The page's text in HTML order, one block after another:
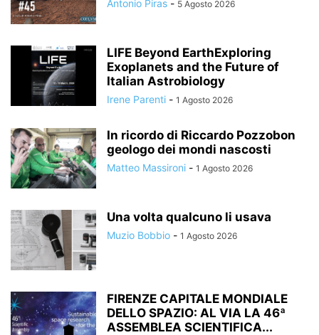
Antonio Piras - 5 Agosto 2026
LIFE Beyond EarthExploring
Exoplanets and the Future of
Italian Astrobiology
Irene Parenti - 1 Agosto 2026
In ricordo di Riccardo Pozzobon
geologo dei mondi nascosti
Matteo Massironi - 1 Agosto 2026
Una volta qualcuno li usava
Muzio Bobbio - 1 Agosto 2026
FIRENZE CAPITALE MONDIALE
DELLO SPAZIO: AL VIA LA 46ª
ASSEMBLEA SCIENTIFICA...